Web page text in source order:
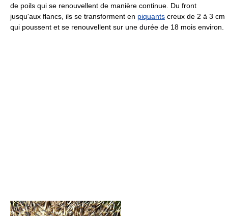
de poils qui se renouvellent de manière continue. Du front
jusqu'aux flancs, ils se transforment en piquants creux de 2 à 3 cm
qui poussent et se renouvellent sur une durée de 18 mois environ.